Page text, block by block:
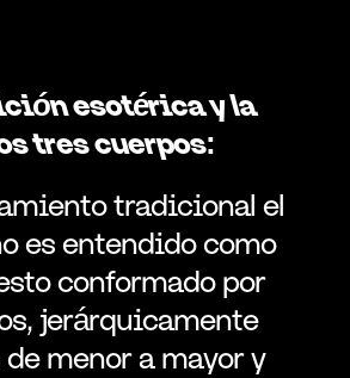
esotérica y la
tres cuerpos:
tradicional el
es entendido como
conformado por
jerárquicamente
menor a mayor y